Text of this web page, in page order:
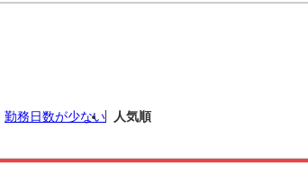
勤務日数が少ない 人気順